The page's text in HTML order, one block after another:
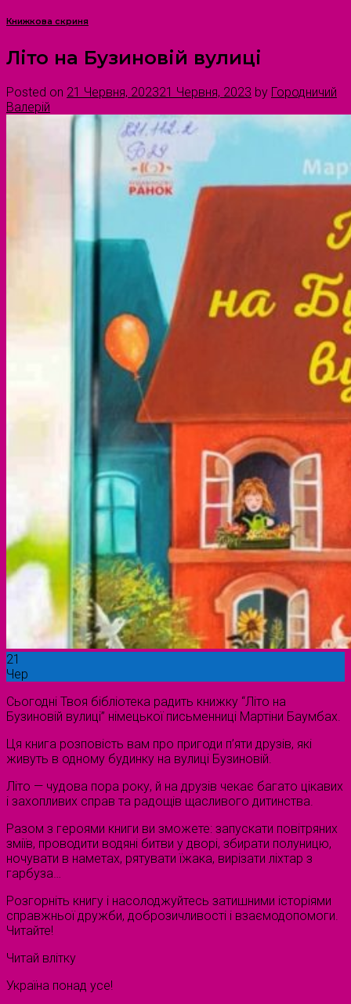
Книжкова скриня
Літо на Бузиновій вулиці
Posted on 21 Червня, 202321 Червня, 2023 by Городничий
Валерій
21
Чер
Сьогодні Твоя бібліотека радить книжку “Літо на
Бузиновій вулиці” німецької письменниці Мартіни Баумбах.
Ця книга розповість вам про пригоди п’яти друзів, які
живуть в одному будинку на вулиці Бузиновій.
Літо — чудова пора року, й на друзів чекає багато цікавих
і захопливих справ та радощів щасливого дитинства.
Разом з героями книги ви зможете: запускати повітряних
зміїв, проводити водяні битви у дворі, збирати полуницю,
ночувати в наметах, рятувати їжака, вирізати ліхтар з
гарбуза…
Розгорніть книгу і насолоджуйтесь затишними історіями
справжньої дружби, доброзичливості і взаємодопомоги.
Читайте!
Читай влітку
Україна понад усе!